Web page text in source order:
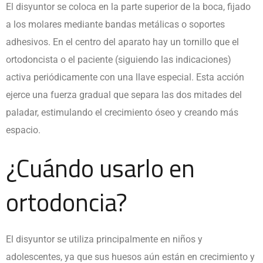
El disyuntor se coloca en la parte superior de la boca, fijado
a los molares mediante bandas metálicas o soportes
adhesivos. En el centro del aparato hay un tornillo que el
ortodoncista o el paciente (siguiendo las indicaciones)
activa periódicamente con una llave especial. Esta acción
ejerce una fuerza gradual que separa las dos mitades del
paladar, estimulando el crecimiento óseo y creando más
espacio.
¿Cuándo usarlo en
ortodoncia?
El disyuntor se utiliza principalmente en niños y
adolescentes, ya que sus huesos aún están en crecimiento y